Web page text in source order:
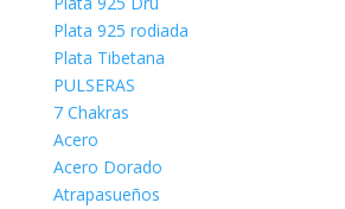
Plata 925 rodiada
Plata Tibetana
PULSERAS
7 Chakras
Acero
Acero Dorado
Atrapasueños